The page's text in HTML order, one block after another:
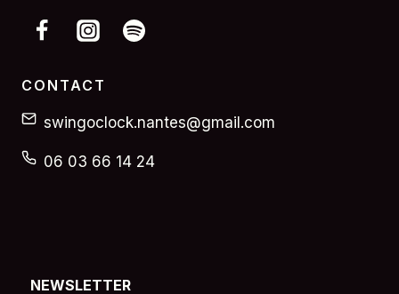
CONTACT
swingoclock.nantes@gmail.com
06 03 66 14 24
NEWSLETTER